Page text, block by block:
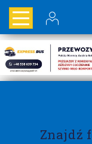
Znajdź